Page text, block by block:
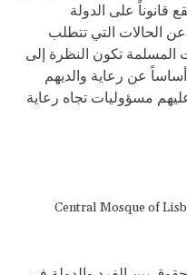
قانوناً على الدولة
عن الحالات التي تتطلب
المسلمة تكون النظرة إلى
عن رعاية والديهم
مسؤوليات تجاه رعاية
Central Mosque of